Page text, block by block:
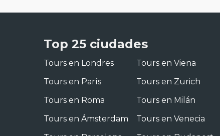
Top 25 ciudades
Tours en Londres
Tours en París
Tours en Roma
Tours en Ámsterdam
Tours en Viena
Tours en Zurich
Tours en Milán
Tours en Venecia